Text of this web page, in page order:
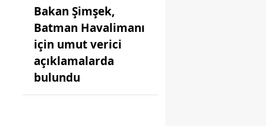
Bakan Şimşek,
Batman Havalimanı
için umut verici
açıklamalarda
bulundu